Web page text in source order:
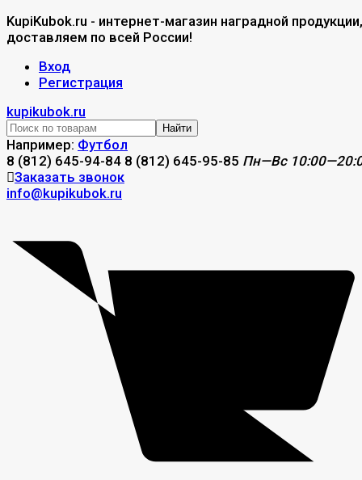
KupiKubok.ru - интернет-магазин наградной продукции,
доставляем по всей России!
Вход
Регистрация
kupikubok.ru
Найти
Например: Футбол
8 (812) 645-94-84 8 (812) 645-95-85 Пн—Вс
Заказать звонок
info@kupikubok.ru